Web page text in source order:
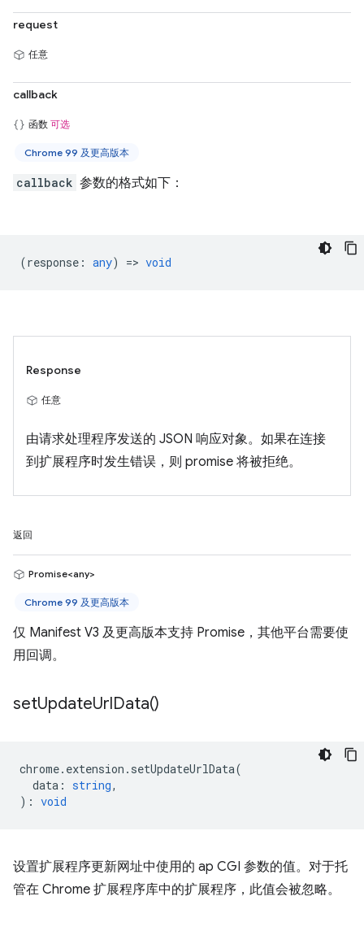
request
任意
callback
函数 可选
Chrome 99 及更高版本
callback 参数的格式如下：
(response : any) => void
Response
任意
由请求处理程序发送的 JSON 响应对象。如果在连接
到扩展程序时发生错误，则 promise 将被拒绝。
返回
Promise<any>
Chrome 99 及更高版本
仅 Manifest V3 及更高版本支持 Promise，其他平台需要使
用回调。
setUpdateUrlData()
chrome. extension . setUpdateUrlData(
data : string,
) : void
设置扩展程序更新网址中使用的 ap CGI 参数的值。对于托
管在 Chrome 扩展程序库中的扩展程序，此值会被忽略。